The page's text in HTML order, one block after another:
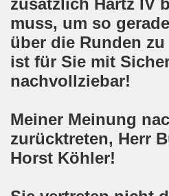
zusätzlich Hartz IV
muss, um so
über die Runden
ist für Sie mit
nachvollziebar!
Meiner Meinung
zurücktreten, Herr
Horst Köhler!
Bewegung am 14. Februar
der 740. Gelsenkirchener
macht im neuen
am 13.12.2021
am 06.12.2021 in